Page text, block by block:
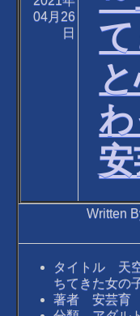
04月26
日
Written
タイトル 天
ちてきた女の
著者 安芸育